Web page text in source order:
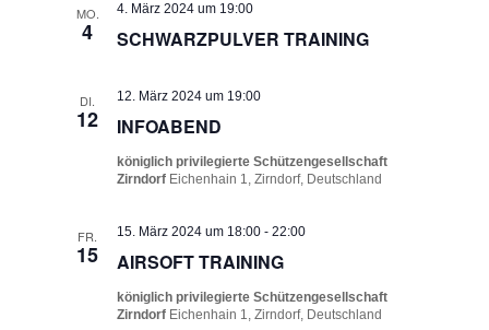
MO.
4 SCHWARZPULVER TRAINING
4. März 2024 um 19:00
DI.
12 INFOABEND
12. März 2024 um 19:00
königlich privilegierte Schützengesellschaft
Zirndorf Eichenhain 1, Zirndorf, Deutschland
FR.
15 AIRSOFT TRAINING
15. März 2024 um 18:00 -22:00
königlich privilegierte Schützengesellschaft
Zirndorf Eichenhain 1, Zirndorf, Deutschland